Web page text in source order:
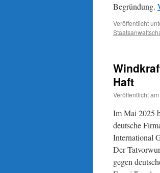
Begründung.
Veröffentlicht
Haft
Veröffentlicht am
Im Mai 2025
deutsche
International
Der
gegen